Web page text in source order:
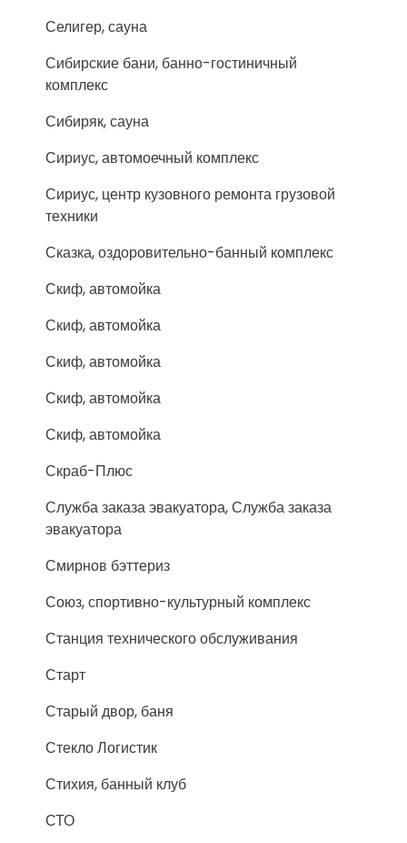
Селигер, сауна
Сибирские бани, банно-гостиничный
комплекс
Сибиряк, сауна
Сириус, автомоечный комплекс
Сириус, центр кузовного ремонта грузовой
техники
Сказка, оздоровительно-банный комплекс
Скиф, автомойка
Скиф, автомойка
Скиф, автомойка
Скиф, автомойка
Скиф, автомойка
Скраб-Плюс
Служба заказа эвакуатора, Служба заказа
эвакуатора
Смирнов бэттериз
Союз, спортивно-культурный комплекс
Станция технического обслуживания
Старт
Старый двор, баня
Стекло Логистик
Стихия, банный клуб
СТО